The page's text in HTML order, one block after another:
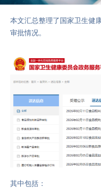
本文汇总整理了国家卫生健
审批情况。
其中包括：